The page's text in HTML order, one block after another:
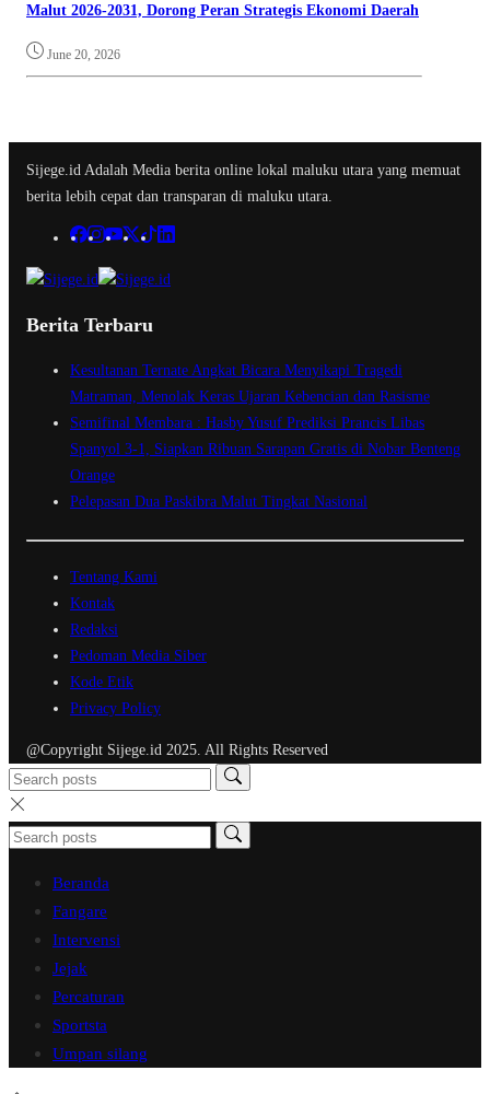
Malut 2026-2031, Dorong Peran Strategis Ekonomi Daerah
June 20, 2026
Sijege.id Adalah Media berita online lokal maluku utara yang memuat
berita lebih cepat dan transparan di maluku utara.
Berita Terbaru
Kesultanan Ternate Angkat Bicara Menyikapi Tragedi
Matraman, Menolak Keras Ujaran Kebencian dan Rasisme
Semifinal Membara : Hasby Yusuf Prediksi Prancis Libas
Spanyol 3-1, Siapkan Ribuan Sarapan Gratis di Nobar Benteng
Orange
Pelepasan Dua Paskibra Malut Tingkat Nasional
Tentang Kami
Kontak
Redaksi
Pedoman Media Siber
Kode Etik
Privacy Policy
@Copyright Sijege.id 2025. All Rights Reserved
Beranda
Fangare
Intervensi
Jejak
Percaturan
Sportsta
Umpan silang